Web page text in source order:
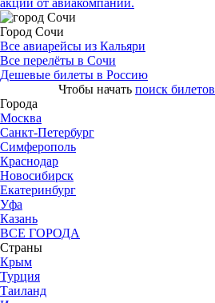
Город Сочи
Все авиарейсы из Кальяри
Все перелёты в Сочи
Дешевые билеты в Россию
Чтобы начать поиск билетов
Города
Москва
Санкт-Петербург
Симферополь
Краснодар
Новосибирск
Екатеринбург
Уфа
Казань
ВСЕ ГОРОДА
Страны
Крым
Турция
Таиланд